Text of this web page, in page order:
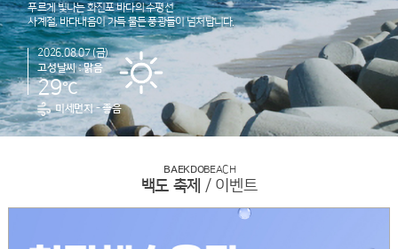
푸르게 빛나는 화진포 바다의 수평선
사계절, 바다내음이 가득 물든 풍광들이 넘처납니다.
2026.08.07 (금)
고성날씨 : 맑음
29℃
미세먼지 -좋음
BAEKDOBEACH
백도 축제 / 이벤트